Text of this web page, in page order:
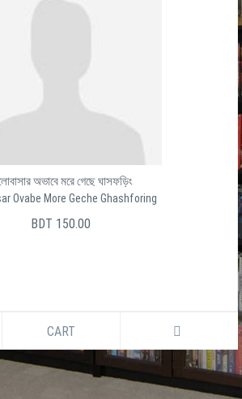
অভাবে মরে গেছে ঘাসফড়িং
Ovabe More Geche Ghashforing
BDT 150.00
CART